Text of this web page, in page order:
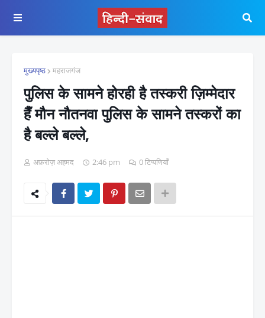
मुख्यपृष्ठ महराजगंज
पुलिस के सामने होरही है तस्करी ज़िम्मेदार
हैँ मौन नौतनवा पुलिस के सामने तस्करों का
है बल्ले बल्ले,
अफ़रोज़ अहमद 2:46 pm 0 टिप्पणियाँ